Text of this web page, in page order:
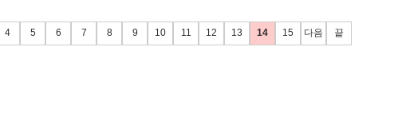
4 5 6 7 8 9 10 11 12 13 14 15 다음 끝